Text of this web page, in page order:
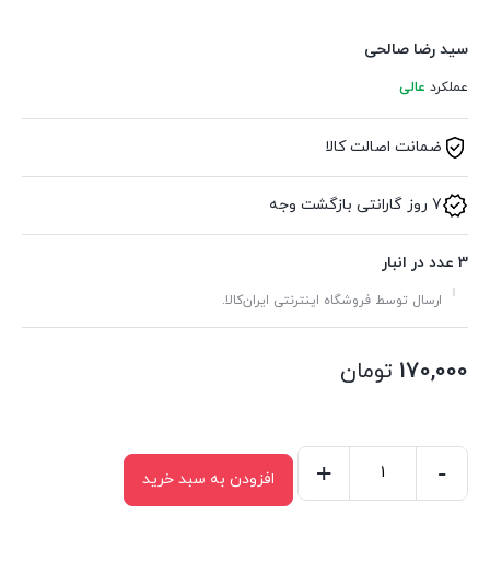
سید رضا صالحی
عملکرد عالی
ضمانت اصالت کالا
7 روز گارانتی بازگشت وجه
3 عدد در انبار
ارسال توسط فروشگاه اینترنتی ایران‌کالا.
170,000 تومان
-
+ افزودن به سبد خرید